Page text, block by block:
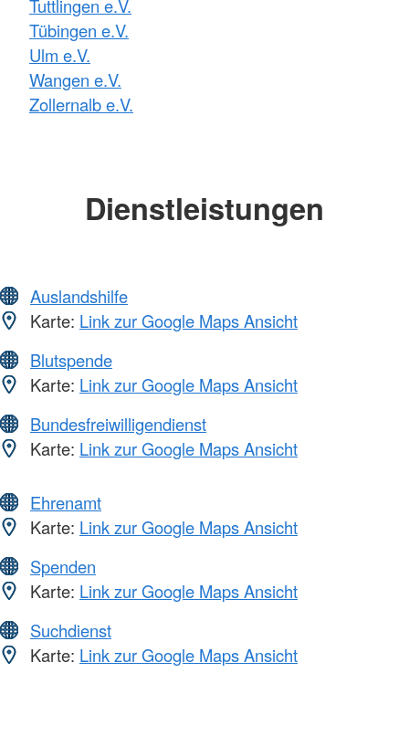
Tuttlingen e.V.
Tübingen e.V.
Ulm e.V.
Wangen e.V.
Zollernalb e.V.
Dienstleistungen
Auslandshilfe
Karte: Link zur Google Maps Ansicht
Blutspende
Karte: Link zur Google Maps Ansicht
Bundesfreiwilligendienst
Karte: Link zur Google Maps Ansicht
Ehrenamt
Karte: Link zur Google Maps Ansicht
Spenden
Karte: Link zur Google Maps Ansicht
Suchdienst
Karte: Link zur Google Maps Ansicht